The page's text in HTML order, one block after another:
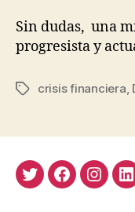
Sin dudas, una
progresista y
Etiquetas
crisis financiera,
TwitterFacebook